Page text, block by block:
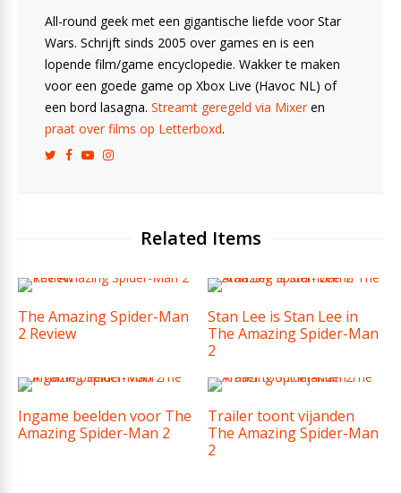
All-round geek met een gigantische liefde voor Star
Wars. Schrijft sinds 2005 over games en is een
lopende film/game encyclopedie. Wakker te maken
voor een goede game op Xbox Live (Havoc NL) of
een bord lasagna. Streamt geregeld via Mixeren
praat over films op Letterboxd.
Related Items
The Amazing Spider-Man
2 Review
Stan Lee is Stan Lee in
The Amazing Spider-Man
2
Ingame beelden voor The
Amazing Spider-Man 2
Trailer toont vijanden
The Amazing Spider-Man
2